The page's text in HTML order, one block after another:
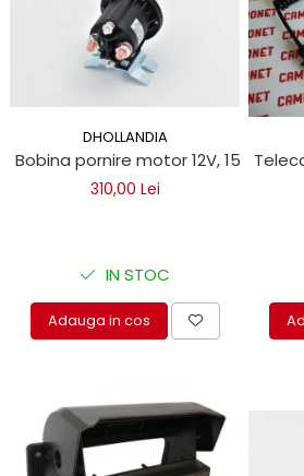
DHOLLANDIA
Bobina pornire motor 12V, 150A
310,00 Lei
IN STOC
Adauga in cos